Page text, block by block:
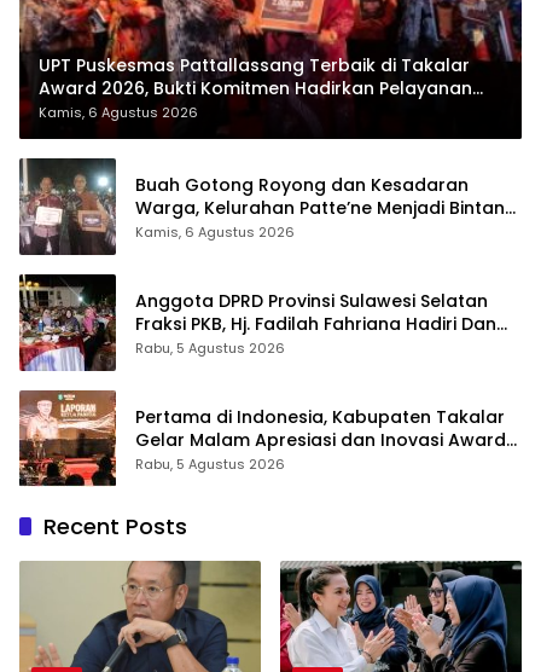
UPT Puskesmas Pattallassang Terbaik di Takalar
Award 2026, Bukti Komitmen Hadirkan Pelayanan
Kesehatan Berkualitas
Kamis, 6 Agustus 2026
Buah Gotong Royong dan Kesadaran
Warga, Kelurahan Patte’ne Menjadi Bintang
Takalar Award 2026
Kamis, 6 Agustus 2026
Anggota DPRD Provinsi Sulawesi Selatan
Fraksi PKB, Hj. Fadilah Fahriana Hadiri Dan
Beri Apresiasi : Takalar Menyalakan Lentera
Rabu, 5 Agustus 2026
Pertama di Indonesia, Kabupaten Takalar
Gelar Malam Apresiasi dan Inovasi Award
2026: Panggung Penghargaan bagi
Rabu, 5 Agustus 2026
Recent Posts